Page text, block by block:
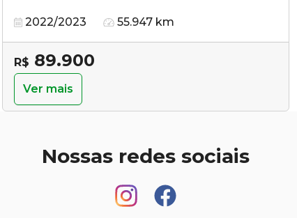
2022/2023 55.947 km
R$ 89.900
Ver mais
Nossas redes sociais